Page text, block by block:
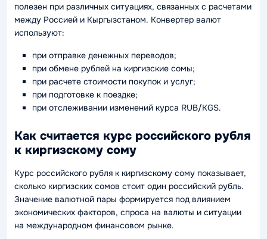
полезен при различных ситуациях, связанных с расчетами
между Россией и Кыргызстаном. Конвертер валют
используют:
при отправке денежных переводов;
при обмене рублей на киргизские сомы;
при расчете стоимости покупок и услуг;
при подготовке к поездке;
при отслеживании изменений курса RUB/KGS.
Как считается курс российского рубля
к киргизскому сому
Курс российского рубля к киргизскому сому показывает,
сколько киргизских сомов стоит один российский рубль.
Значение валютной пары формируется под влиянием
экономических факторов, спроса на валюты и ситуации
на международном финансовом рынке.